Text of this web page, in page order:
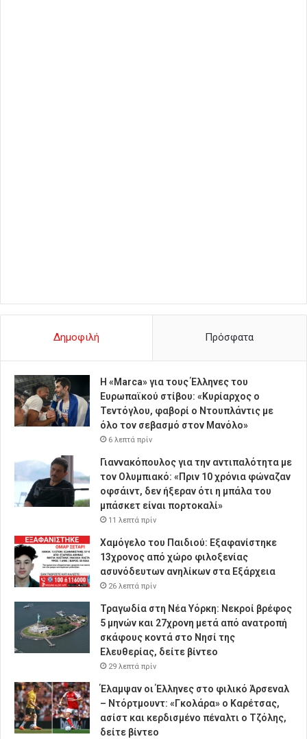
Δημοφιλή Πρόσφατα
Η «Marca» για τους Έλληνες του
Ευρωπαϊκού στίβου: «Κυρίαρχος ο
Τεντόγλου, φαβορί ο Ντουπλάντις με
όλο τον σεβασμό στον Μανόλο»
6 λεπτά πρίν
Γιαννακόπουλος για την αντιπαλότητα με
τον Ολυμπιακό: «Πριν 10 χρόνια φώναζαν
οφσάιντ, δεν ήξεραν ότι η μπάλα του
μπάσκετ είναι πορτοκαλί»
11 λεπτά πρίν
Χαμόγελο του Παιδιού: Εξαφανίστηκε
13χρονος από χώρο φιλοξενίας
ασυνόδευτων ανηλίκων στα Εξάρχεια
26 λεπτά πρίν
Τραγωδία στη Νέα Υόρκη: Νεκροί βρέφος
5 μηνών και 27χρονη μετά από ανατροπή
σκάφους κοντά στο Νησί της
Ελευθερίας, δείτε βίντεο
29 λεπτά πρίν
Έλαμψαν οι Έλληνες στο φιλικό Άρσεναλ
– Ντόρτμουντ: «Γκολάρα» ο Καρέτσας,
ασίστ και κερδισμένο πέναλτι ο Τζόλης,
δείτε βίντεο